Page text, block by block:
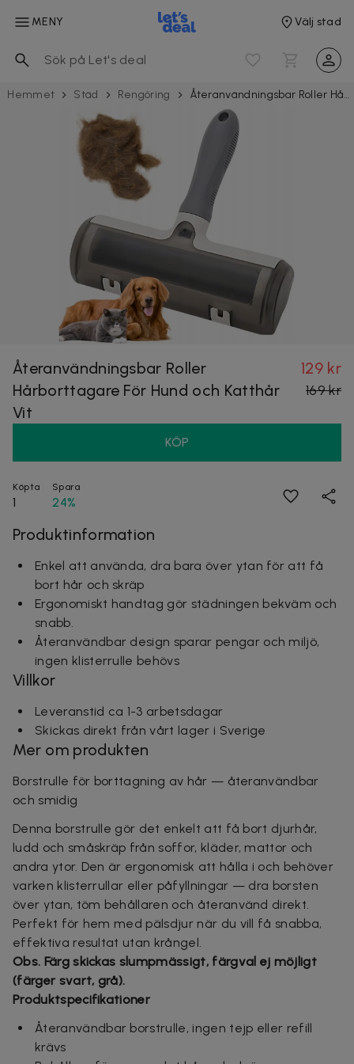
MENY Välj stad
Hemmet Städ Rengöring Återanvändningsbar Roller Hårborttagare För Hund och Katthår Vit
Återanvändningsbar Roller
Hårborttagare För Hund och Katthår
Vit
129 kr
169 kr
KÖP
Köpta
1
Spara
24%
Produktinformation
Enkel att använda, dra bara över ytan för att få
bort hår och skräp
Ergonomiskt handtag gör städningen bekväm och
snabb.
Återanvändbar design sparar pengar och miljö,
ingen klisterrulle behövs
Villkor
Leveranstid ca 1-3 arbetsdagar
Skickas direkt från vårt lager i Sverige
Mer om produkten
Borstrulle för borttagning av hår — återanvändbar
och smidig
Denna borstrulle gör det enkelt att få bort djurhår,
ludd och småskräp från soffor, kläder, mattor och
andra ytor. Den är ergonomisk att hålla i och behöver
varken klisterrullar eller påfyllningar — dra borsten
över ytan, töm behållaren och återanvänd direkt.
Perfekt för hem med pälsdjur när du vill få snabba,
effektiva resultat utan krångel.
Obs. Färg skickas slumpmässigt, färgval ej möjligt
(färger svart, grå).
Produktspecifikationer
Återanvändbar borstrulle, ingen tejp eller refill
krävs